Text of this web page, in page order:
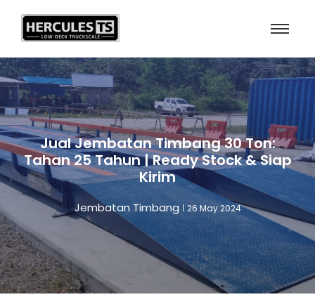
Jual Jembatan Timbang 30 Ton:
Tahan 25 Tahun | Ready Stock & Siap
Kirim
Jembatan Timbang 26 May 2024